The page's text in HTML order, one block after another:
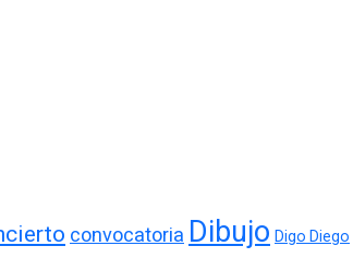
convocatoria Dibujo Digo Diego